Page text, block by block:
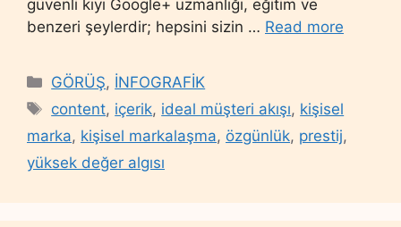
güvenli kıyı Google+ uzmanlığı, eğitim ve
benzeri şeylerdir; hepsini sizin … Read more
Categories
GÖRÜŞ, İNFOGRAFİK
Tags
content, içerik, ideal müşteri akışı, kişisel
marka, kişisel markalaşma, özgünlük, prestij,
yüksek değer algısı